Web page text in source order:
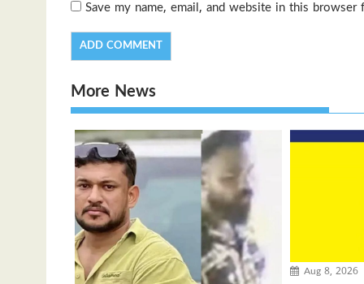
Save my name, email, and website in this
More News
Aug 8, 2026